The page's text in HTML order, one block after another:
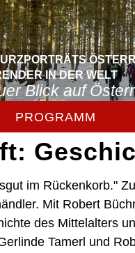
IN DER WELT
Blick auf
PROGRAMM
im Rückenkorb."
Mit Robert
des Mittelalters
Tamerl und